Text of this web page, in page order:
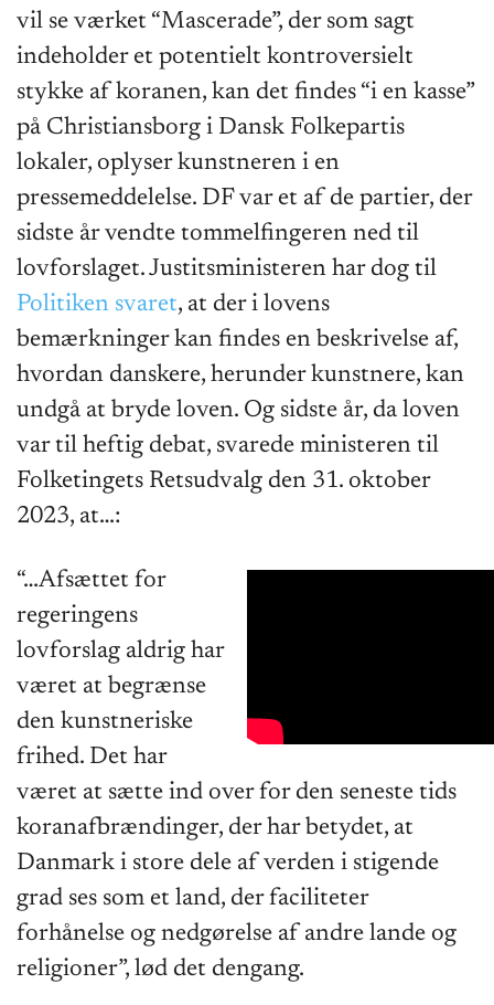
vil se værket “Mascerade”, der som sagt
indeholder et potentielt kontroversielt
stykke af koranen, kan det findes “i en kasse”
på Christiansborg i Dansk Folkepartis
lokaler, oplyser kunstneren i en
pressemeddelelse. DF var et af de partier, der
sidste år vendte tommelfingeren ned til
lovforslaget. Justitsministeren har dog til
Politiken svaret, at der i lovens
bemærkninger kan findes en beskrivelse af,
hvordan danskere, herunder kunstnere, kan
undgå at bryde loven. Og sidste år, da loven
var til heftig debat, svarede ministeren til
Folketingets Retsudvalg den 31. oktober
2023, at…:
“…Afsættet for
regeringens
lovforslag aldrig har
været at begrænse
den kunstneriske
frihed. Det har
været at sætte ind over for den seneste tids
koranafbrændinger, der har betydet, at
Danmark i store dele af verden i stigende
grad ses som et land, der faciliteter
forhånelse og nedgørelse af andre lande og
religioner”, lød det dengang.